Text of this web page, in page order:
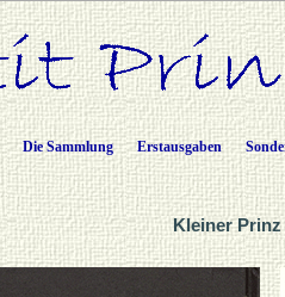
Die Sammlung Erstausgaben
Kleiner Prinz